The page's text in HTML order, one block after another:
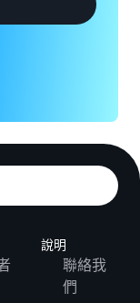
說明
聯絡我
們